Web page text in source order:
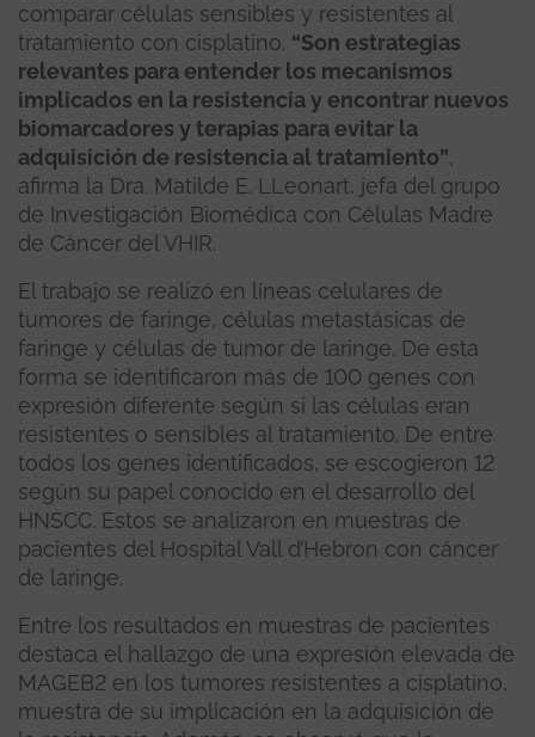
comparar células sensibles y resistentes al
tratamiento con cisplatino. “Son estrategias
relevantes para entender los mecanismos
implicados en la resistencia y encontrar nuevos
biomarcadores y terapias para evitar la
adquisición de resistencia al tratamiento”,
afirma la Dra. Matilde E. LLeonart, jefa del grupo
de Investigación Biomédica con Células Madre
de Cáncer del VHIR.
El trabajo se realizó en líneas celulares de
tumores de faringe, células metastásicas de
faringe y células de tumor de laringe. De esta
forma se identificaron más de 100 genes con
expresión diferente según si las células eran
resistentes o sensibles al tratamiento. De entre
todos los genes identificados, se escogieron 12
según su papel conocido en el desarrollo del
HNSCC. Estos se analizaron en muestras de
pacientes del Hospital Vall d’Hebron con cáncer
de laringe.
Entre los resultados en muestras de pacientes
destaca el hallazgo de una expresión elevada de
MAGEB2 en los tumores resistentes a cisplatino,
muestra de su implicación en la adquisición de